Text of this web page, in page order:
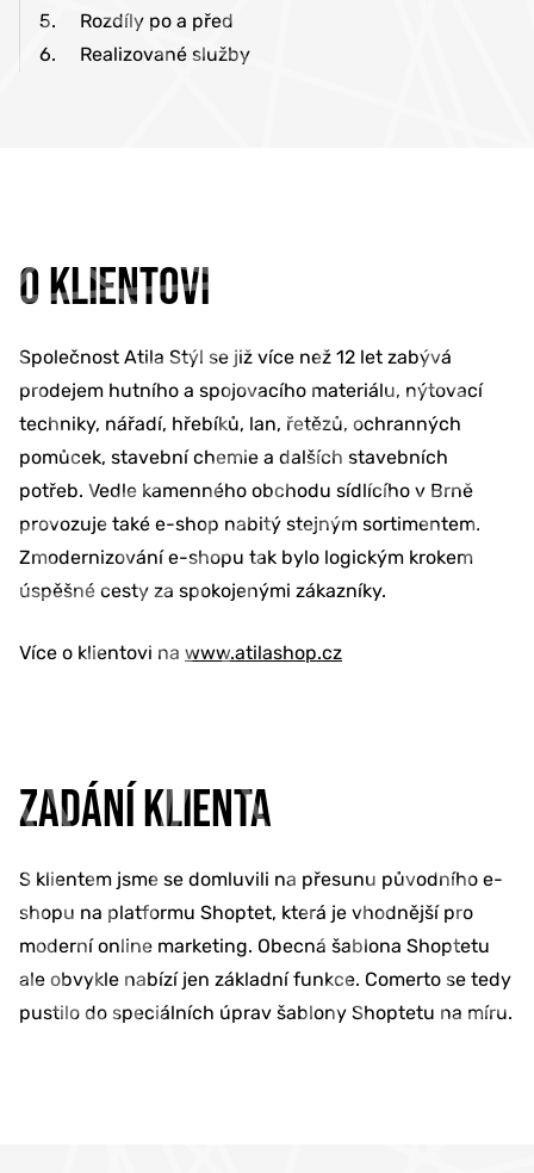
5.
Rozdíly po a před
6.
Realizované služby
O KLIENTOVI
Společnost Atila Stýl se již více než 12 let zabývá
prodejem hutního a spojovacího materiálu, nýtovací
techniky, nářadí, hřebíků, lan, řetězů, ochranných
pomůcek, stavební chemie a dalších stavebních
potřeb. Vedle kamenného obchodu sídlícího v Brně
provozuje také e-shop nabitý stejným sortimentem.
Zmodernizování e-shopu tak bylo logickým krokem
úspěšné cesty za spokojenými zákazníky.
Více o klientovi na www.atilashop.cz
ZADÁNÍ KLIENTA
S klientem jsme se domluvili na přesunu původního e-
shopu na platformu Shoptet, která je vhodnější pro
moderní online marketing. Obecná šablona Shoptetu
ale obvykle nabízí jen základní funkce. Comerto se tedy
pustilo do speciálních úprav šablony Shoptetu na míru.